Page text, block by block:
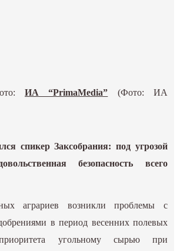
ИА “PrimaMedia” (Фото: ИА
спикер Заксобрания: под угрозой
безопасность всего
аграриев возникли проблемы с
в период весенних полевых
угольному сырью при